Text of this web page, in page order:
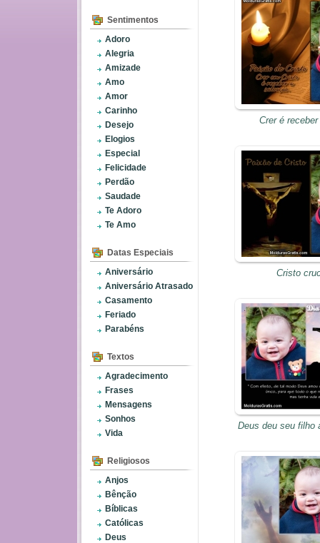
Sentimentos
Adoro
Alegria
Amizade
Amo
Amor
Carinho
Desejo
Elogios
Especial
Felicidade
Perdão
Saudade
Te Adoro
Te Amo
Datas Especiais
Aniversário
Aniversário Atrasado
Casamento
Feriado
Parabéns
Textos
Agradecimento
Frases
Mensagens
Sonhos
Vida
Religiosos
Anjos
Bênção
Bíblicas
Católicas
Deus
Crer é
Cristo
Deus deu seu filho